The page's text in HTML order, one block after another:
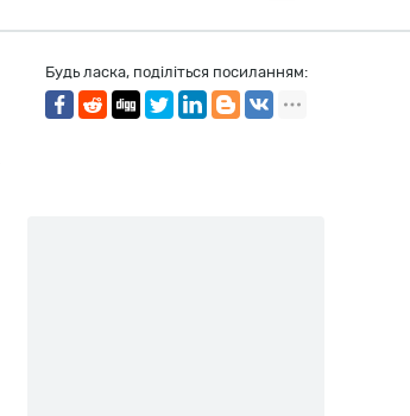
Будь ласка, поділіться посиланням: